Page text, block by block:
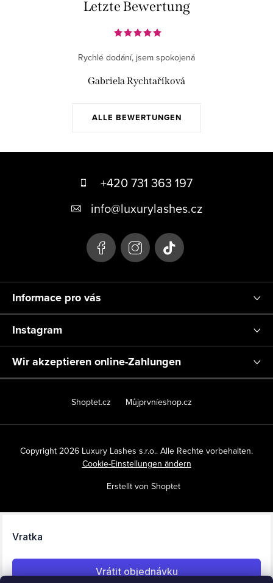
Letzte Bewertung
ALLE BEWERTUNGEN
Rychlé dodání, jsem spokojená
Gabriela Rychtaříková
l
+420 731 363 197
info@luxurylashes.cz
Informace pro vás
Instagram
Wir akzeptieren online-Zahlungen
Shoptet.cz Můjprvníeshop.cz
Erstellt von Shoptet
Copyright 2026 Luxury Lashes s.r.o.. Alle Rechte vorbehalten.
Cookie-Einstellungen ändern